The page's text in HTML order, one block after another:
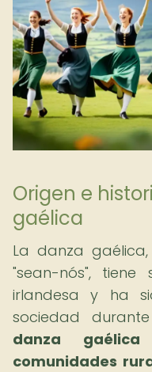
Origen e
gaélica
La danza
"sean-nós",
irlandesa y ha
sociedad
danza
comunidades